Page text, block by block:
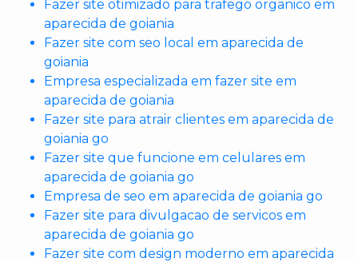
Fazer site otimizado para trafego organico em
aparecida de goiania
Fazer site com seo local em aparecida de
goiania
Empresa especializada em fazer site em
aparecida de goiania
Fazer site para atrair clientes em aparecida de
goiania go
Fazer site que funcione em celulares em
aparecida de goiania go
Empresa de seo em aparecida de goiania go
Fazer site para divulgacao de servicos em
aparecida de goiania go
Fazer site com design moderno em aparecida